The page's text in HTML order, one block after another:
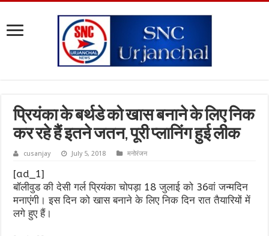
प्रियंका के बर्थडे को खास बनाने के लिए निक
कर रहे हैं इतने जतन, पूरी प्लानिंग हुई लीक
cusanjay July 5, 2018 मनोरंजन
[ad_1]
बॉलीवुड की देसी गर्ल प्रियंका चोपड़ा 18 जुलाई को 36वां जन्मदिन
मनाएंगी। इस दिन को खास बनाने के लिए निक दिन रात तैयारियों में
लगे हुए हैं।